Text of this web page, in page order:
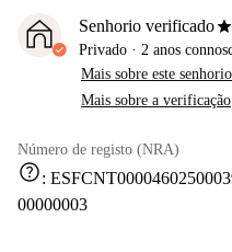
Senhorio verificadostar
Privado · 2 anos
Mais sobre este senhorio
Mais sobre a verificação
Número de registo (NRA)
help:
00000003